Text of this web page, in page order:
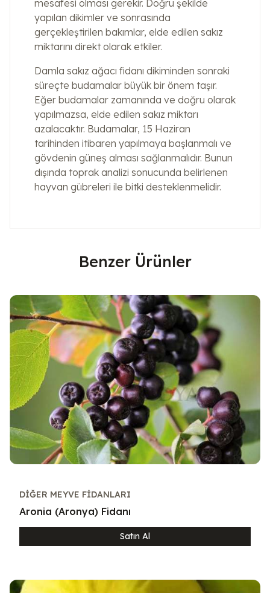
mesafesi olması gerekir. Doğru şekilde
yapılan dikimler ve sonrasında
gerçekleştirilen bakımlar, elde edilen sakız
miktarını direkt olarak etkiler.
Damla sakız ağacı fidanı dikiminden sonraki
süreçte budamalar büyük bir önem taşır.
Eğer budamalar zamanında ve doğru olarak
yapılmazsa, elde edilen sakız miktarı
azalacaktır. Budamalar, 15 Haziran
tarihinden itibaren yapılmaya başlanmalı ve
gövdenin güneş alması sağlanmalıdır. Bunun
dışında toprak analizi sonucunda belirlenen
hayvan gübreleri ile bitki desteklenmelidir.
Benzer Ürünler
DIĞER MEYVE FIDANLARI
Aronia (Aronya) Fidanı
Satın Al